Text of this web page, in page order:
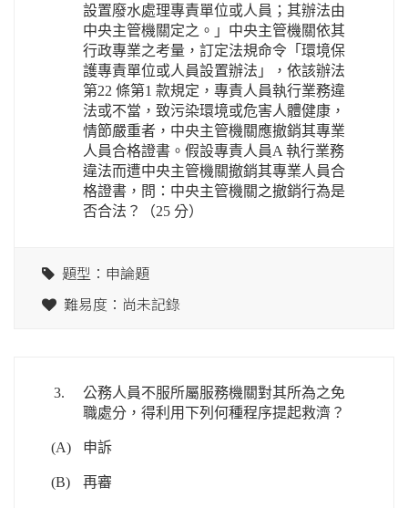
設置廢水處理專責單位或人員；其辦法由
中央主管機關定之。」中央主管機關依其
行政專業之考量，訂定法規命令「環境保
護專責單位或人員設置辦法」，依該辦法
第22 條第1 款規定，專責人員執行業務違
法或不當，致污染環境或危害人體健康，
情節嚴重者，中央主管機關應撤銷其專業
人員合格證書。假設專責人員A 執行業務
違法而遭中央主管機關撤銷其專業人員合
格證書，問：中央主管機關之撤銷行為是
否合法？（25 分）
題型：申論題
難易度：尚未記錄
3.
公務人員不服所屬服務機關對其所為之免
職處分，得利用下列何種程序提起救濟？
(A) 申訴
(B) 再審